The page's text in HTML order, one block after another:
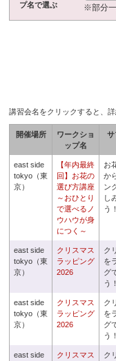
プ名で選ぶ
※部分
講習会名をクリックすると、
開催場所
ワークショ
ップ名
サ
east side
tokyo（東
京）
【年内最終
回】お花の
選び方講座
～おひとり
で選べるノ
ウハウが身
につく～
お
か
ン
し
う！
east side
tokyo（東
京）
クリスマス
ラッピング
2026
ク
を
グ
う
east side
tokyo（東
京）
クリスマス
ラッピング
2026
ク
を
グ
う
east side
クリスマス
ク